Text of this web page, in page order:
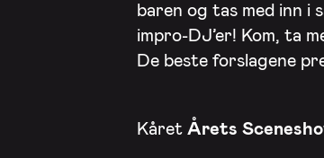
baren og tas med inn i
impro-DJ’er! Kom, ta
De beste forslagene
Kåret Årets